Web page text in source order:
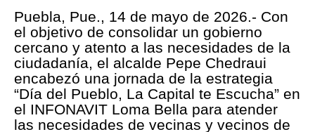
Puebla, Pue., 14 de mayo de 2026.- Con
el objetivo de consolidar un gobierno
cercano y atento a las necesidades de la
ciudadanía, el alcalde Pepe Chedraui
encabezó una jornada de la estrategia
“Día del Pueblo, La Capital te Escucha” en
el INFONAVIT Loma Bella para atender
las necesidades de vecinas y vecinos de